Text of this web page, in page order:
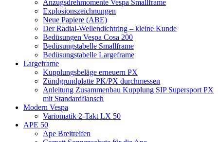
Anzugsdrehmomente Vespa Smallframe
Explosionszeichnungen
Neue Papiere (ABE)
Der Radial-Wellendichtring – kleine Kunde
Bedüsungen Vespa Cosa 200
Bedüsungstabelle Smallframe
Bedüsungstabelle Largeframe
Largeframe
Kupplungsbeläge erneuern PX
Zündgrundplatte PK/PX durchmessen
Anleitung Zusammenbau Kupplung SIP Supersport PX
mit Standardflansch
Modern Vespa
Variomatik 2-Takt LX 50
APE 50
Ape Breitreifen